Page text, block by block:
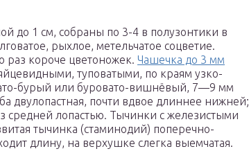
до 1 см, собраны по 3-4 в полузонтики в
рыхлое, метельчатое соцветие.
короче цветоножек. Чашечка до 3 мм
туповатыми, по краям узко-
бурый или буровато-вишнёвый, 7—9 мм
двулопастная, почти вдвое длиннее нижней;
средней лопастью. Тычинки с железистыми
тычинка (стаминодий) поперечно-
длину, на верхушке слегка выемчатая.